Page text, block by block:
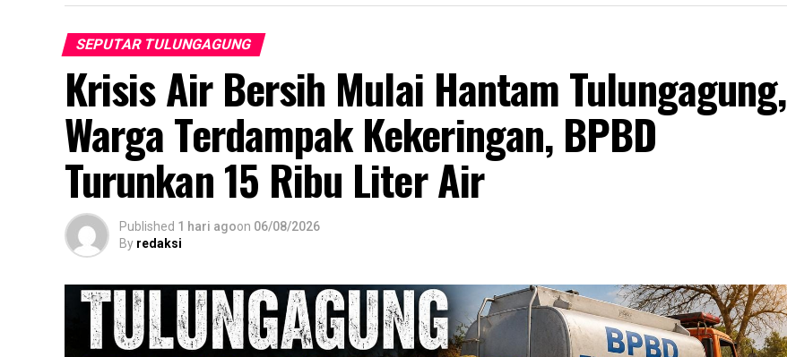
SEPUTAR TULUNGAGUNG
Krisis Air Bersih Mulai Hantam Tulungagung,
Warga Terdampak Kekeringan, BPBD
Turunkan 15 Ribu Liter Air
Published 1 hari agoon 06/08/2026
By redaksi